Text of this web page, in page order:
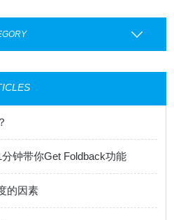
钟带你Get Foldback功能
的因素